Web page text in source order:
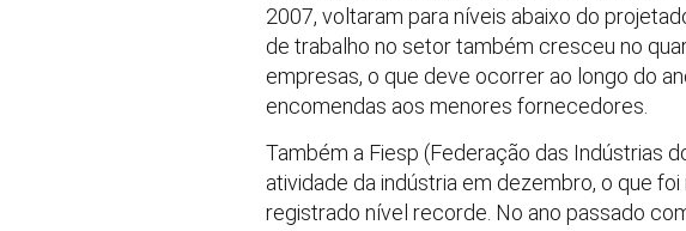
2007, voltaram para níveis abaixo do
de trabalho no setor também cresceu no
empresas, o que deve ocorrer ao longo do
encomendas aos menores fornecedores.
Também a Fiesp (Federação das Indústrias
atividade da indústria em dezembro, o que
registrado nível recorde. No ano passado